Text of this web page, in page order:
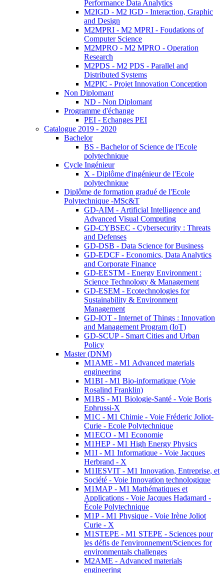
Performance Data Analytics
M2IGD - M2 IGD - Interaction, Graphic
and Design
M2MPRI - M2 MPRI - Foudations of
Computer Science
M2MPRO - M2 MPRO - Operation
Research
M2PDS - M2 PDS - Parallel and
Distributed Systems
M2PIC - Projet Innovation Conception
Non Diplomant
ND - Non Diplomant
Programme d'échange
PEI - Echanges PEI
Catalogue 2019 - 2020
Bachelor
BS - Bachelor of Science de l'Ecole
polytechnique
Cycle Ingénieur
X - Diplôme d'ingénieur de l'Ecole
polytechnique
Diplôme de formation gradué de l'Ecole
Polytechnique -MSc&T
GD-AIM - Artificial Intelligence and
Advanced Visual Computing
GD-CYBSEC - Cybersecurity : Threats
and Defenses
GD-DSB - Data Science for Business
GD-EDCF - Economics, Data Analytics
and Corporate Finance
GD-EESTM - Energy Environment :
Science Technology & Management
GD-ESEM - Ecotechnologies for
Sustainability & Environment
Management
GD-IOT - Internet of Things : Innovation
and Management Program (IoT)
GD-SCUP - Smart Cities and Urban
Policy
Master (DNM)
M1AME - M1 Advanced materials
engineering
M1BI - M1 Bio-informatique (Voie
Rosalind Franklin)
M1BS - M1 Biologie-Santé - Voie Boris
Ephrussi-X
M1C - M1 Chimie - Voie Fréderic Joliot-
Curie - Ecole Polytechnique
M1ECO - M1 Economie
M1HEP - M1 High Energy Physics
M1I - M1 Informatique - Voie Jacques
Herbrand - X
M1IESVIT - M1 Innovation, Entreprise, et
Société - Voie Innovation technologique
M1MAP - M1 Mathématiques et
Applications - Voie Jacques Hadamard -
École Polytechnique
M1P - M1 Physique - Voie Irène Joliot
Curie - X
M1STEPE - M1 STEPE - Sciences pour
les défis de l'environnement/Sciences for
environmentals challenges
M2AME - Advanced materials
engineering